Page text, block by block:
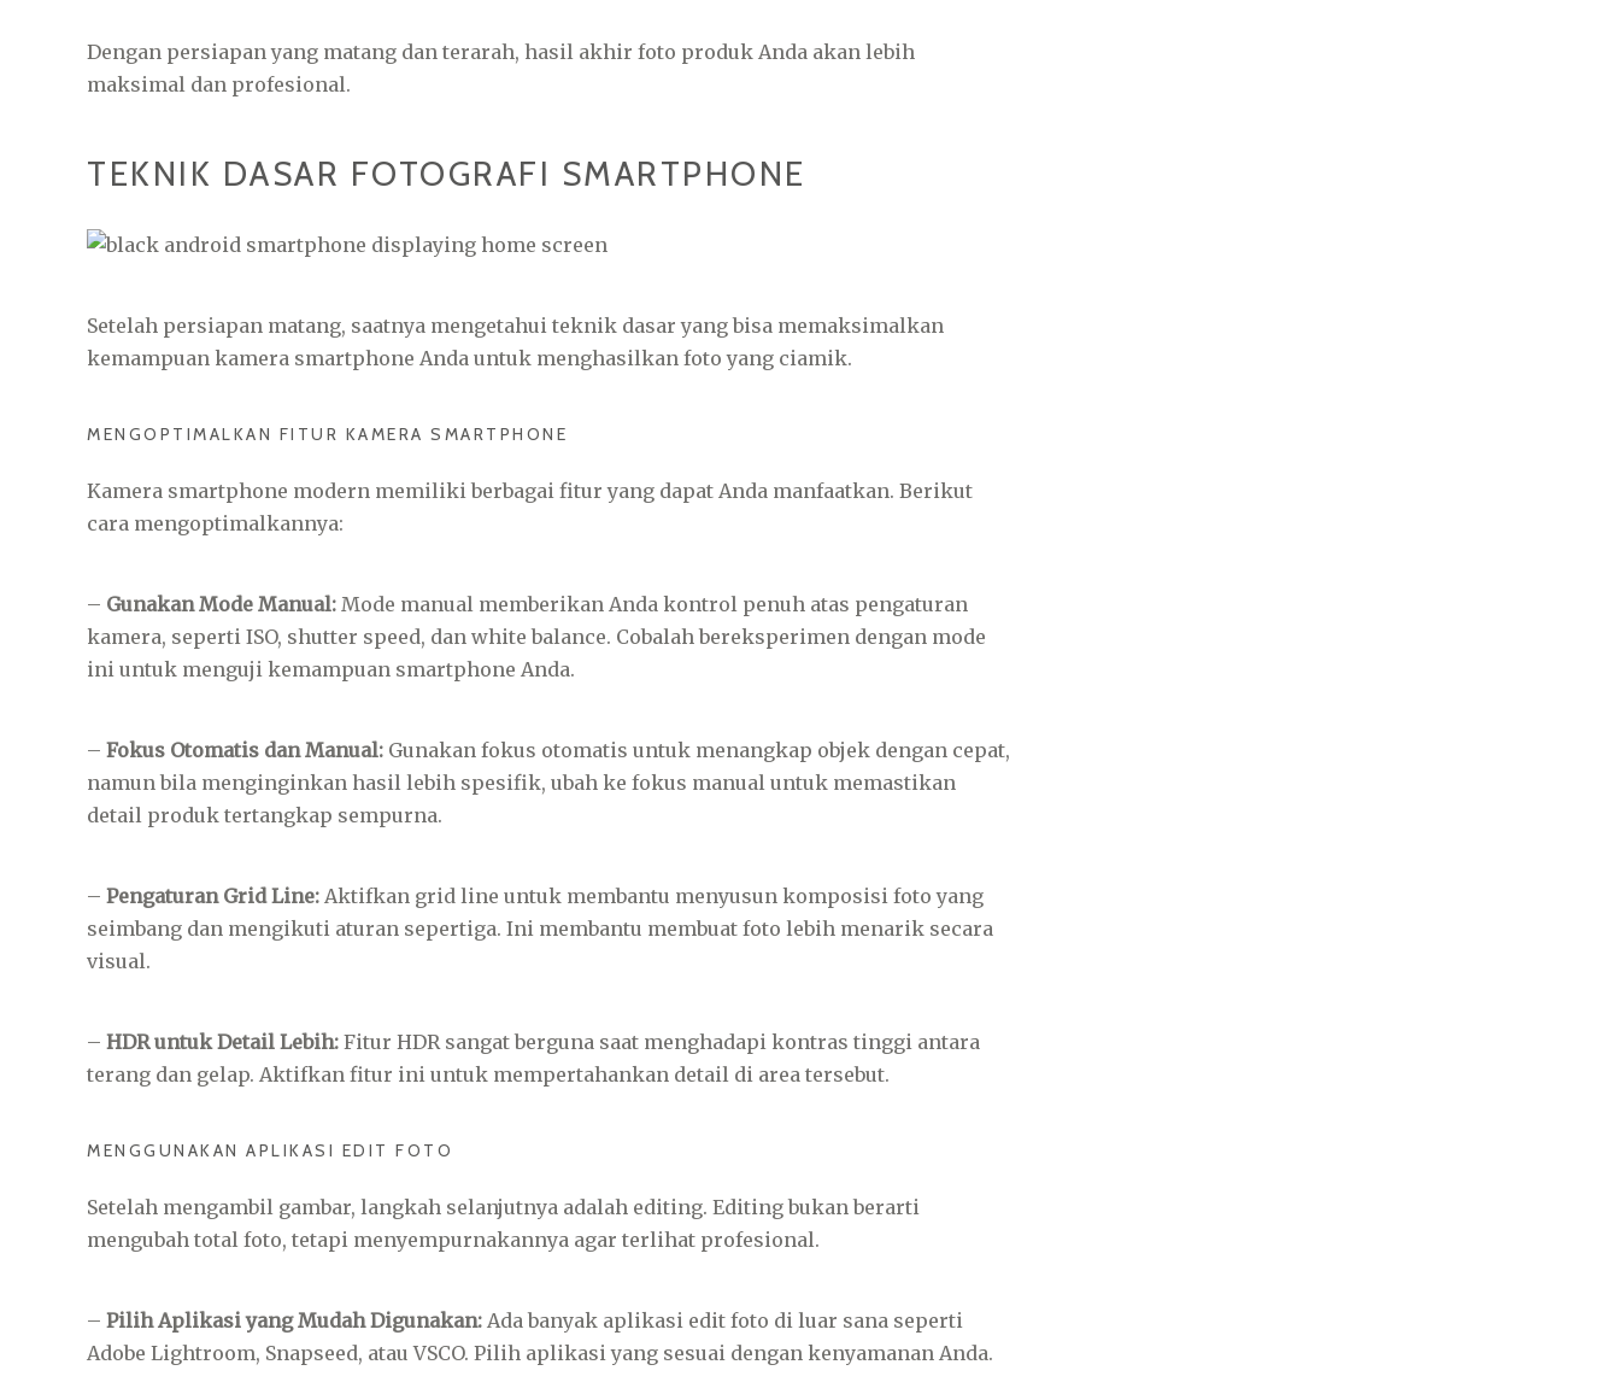
Dengan persiapan yang matang dan terarah, hasil akhir foto produk Anda akan lebih
maksimal dan profesional.
TEKNIK DASAR FOTOGRAFI SMARTPHONE
Setelah persiapan matang, saatnya mengetahui teknik dasar yang bisa memaksimalkan
kemampuan kamera smartphone Anda untuk menghasilkan foto yang ciamik.
MENGOPTIMALKAN FITUR KAMERA SMARTPHONE
Kamera smartphone modern memiliki berbagai fitur yang dapat Anda manfaatkan. Berikut
cara mengoptimalkannya:
– Gunakan Mode Manual: Mode manual memberikan Anda kontrol penuh atas pengaturan
kamera, seperti ISO, shutter speed, dan white balance. Cobalah bereksperimen dengan mode
ini untuk menguji kemampuan smartphone Anda.
– Fokus Otomatis dan Manual: Gunakan fokus otomatis untuk menangkap objek dengan cepat,
namun bila menginginkan hasil lebih spesifik, ubah ke fokus manual untuk memastikan
detail produk tertangkap sempurna.
– Pengaturan Grid Line: Aktifkan grid line untuk membantu menyusun komposisi foto yang
seimbang dan mengikuti aturan sepertiga. Ini membantu membuat foto lebih menarik secara
visual.
– HDR untuk Detail Lebih: Fitur HDR sangat berguna saat menghadapi kontras tinggi antara
terang dan gelap. Aktifkan fitur ini untuk mempertahankan detail di area tersebut.
MENGGUNAKAN APLIKASI EDIT FOTO
Setelah mengambil gambar, langkah selanjutnya adalah editing. Editing bukan berarti
mengubah total foto, tetapi menyempurnakannya agar terlihat profesional.
– Pilih Aplikasi yang Mudah Digunakan: Ada banyak aplikasi edit foto di luar sana seperti
Adobe Lightroom, Snapseed, atau VSCO. Pilih aplikasi yang sesuai dengan kenyamanan Anda.